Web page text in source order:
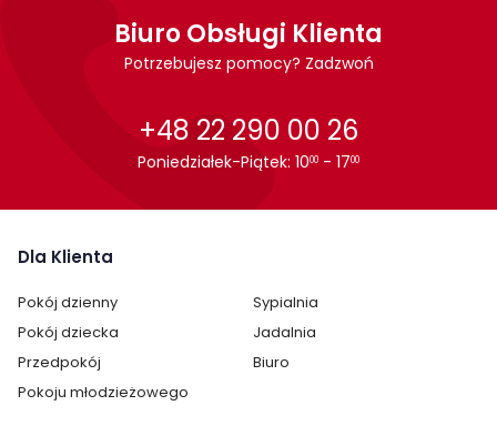
Biuro Obsługi Klienta
Potrzebujesz pomocy? Zadzwoń
+48 22 290 00 26
Poniedziałek-Piątek: 1000 - 1700
Dla Klienta
Pokój dzienny
Sypialnia
Pokój dziecka
Jadalnia
Przedpokój
Biuro
Pokoju młodzieżowego